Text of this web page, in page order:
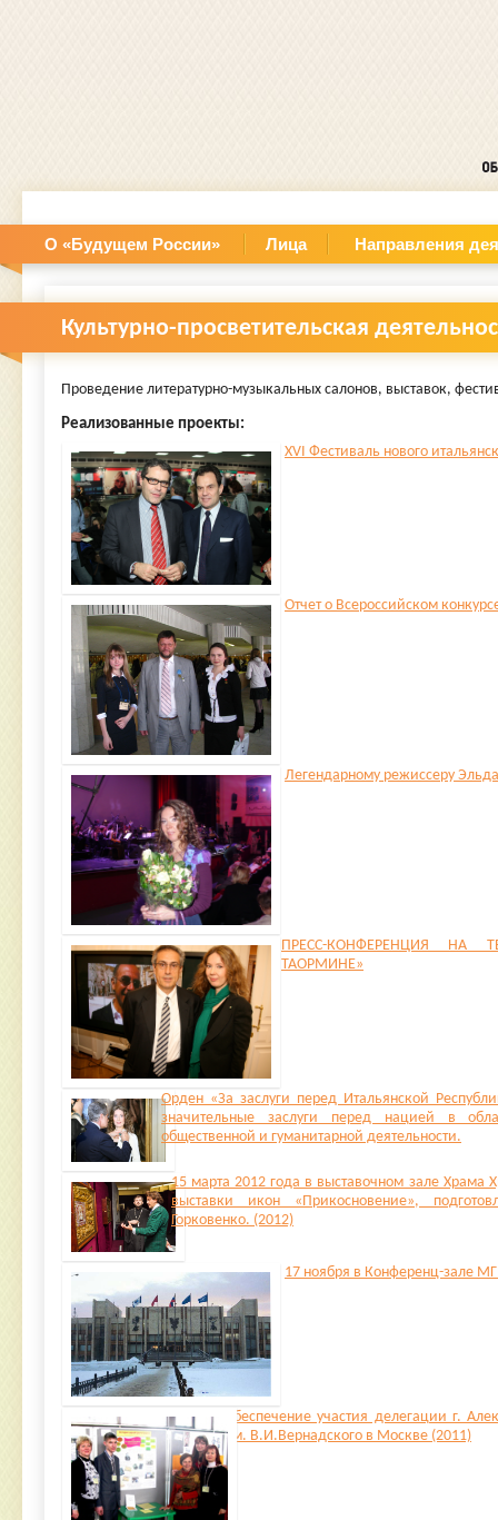
О «Будущем России» Лица Направления
Культурно-просветительская
Проведение литературно-музыкальных салонов, выставок,
Реализованные проекты:
XVI Фестиваль нового
Отчет о Всероссийском
Легендарному режиссеру
ПРЕСС-КОНФЕРЕНЦИЯ НА
ТАОРМИНЕ»
Орден «За заслуги перед Итальянской
значительные заслуги перед нацией в
общественной и гуманитарной деятельности.
15 марта 2012 года в выставочном зале Храма
выставки икон «Прикосновение»,
Горковенко. (2012)
17 ноября в Конференц-зале
Обеспечение участия делегации г.
им. В.И.Вернадского в Москве (2011)